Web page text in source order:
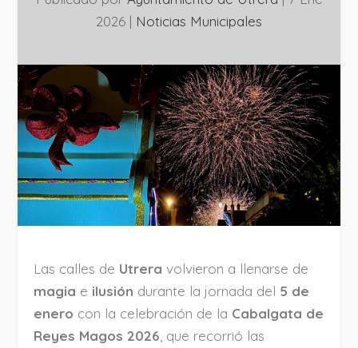
2026 | ‎Noticias Municipales
Las calles de Utrera volvieron a llenarse de
magia e ilusión durante la jornada del 5 de
enero con la celebración de la Cabalgata de
Reyes Magos 2026 , que recorrió las